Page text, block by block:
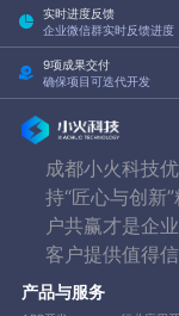
实时进度反馈
企业微信群实时反馈进度
9项成果交付
确保项目可迭代开发
成都小火科技
持“匠心与创新
户共赢才是企
客户提供值得
产品与服务